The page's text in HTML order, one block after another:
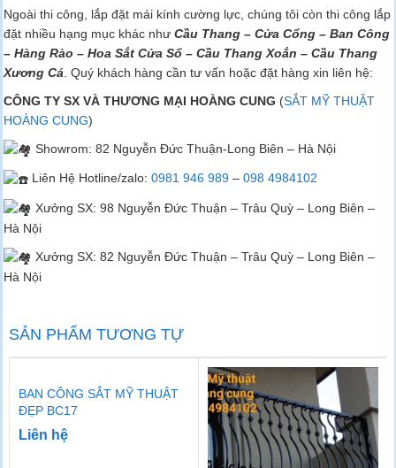
Ngoài thi công, lắp đặt mái kính cường lực, chúng tôi còn thi công lắp
đặt nhiều hạng mục khác như Cầu Thang – Cửa Cổng – Ban Công
– Hàng Rào – Hoa Sắt Cửa Sổ – Cầu Thang Xoắn – Cầu Thang
Xương Cá . Quý khách hàng cần tư vấn hoặc đặt hàng xin liên hệ:
CÔNG TY SX VÀ THƯƠNG MẠI HOÀNG CUNG (SẮT MỸ THUẬT
HOÀNG CUNG)
Showrom: 82 Nguyễn Đức Thuận-Long Biên – Hà Nội
Liên Hệ Hotline/zalo: 0981 946 989– 098 4984102
Xưởng SX: 98 Nguyễn Đức Thuận – Trâu Quỳ – Long Biên –
Hà Nội
Xưởng SX: 82 Nguyễn Đức Thuận – Trâu Quỳ – Long Biên –
Hà Nội
SẢN PHẨM TƯƠNG TỰ
BAN CÔNG SẮT MỸ THUẬT
ĐẸP BC17
Liên hệ